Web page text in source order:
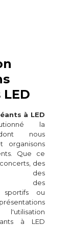
à LED
la
nous
organisons
Que ce
des
des
des
sportifs ou
l'utilisation
à LED